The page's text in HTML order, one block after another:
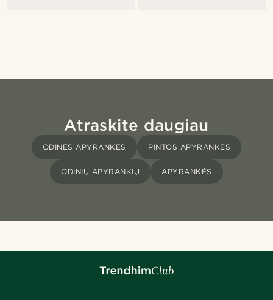
Atraskite daugiau
ODINĖS APYRANKĖS PINTOS APYRANKĖS
ODINIŲ APYRANKIŲ APYRANKĖS